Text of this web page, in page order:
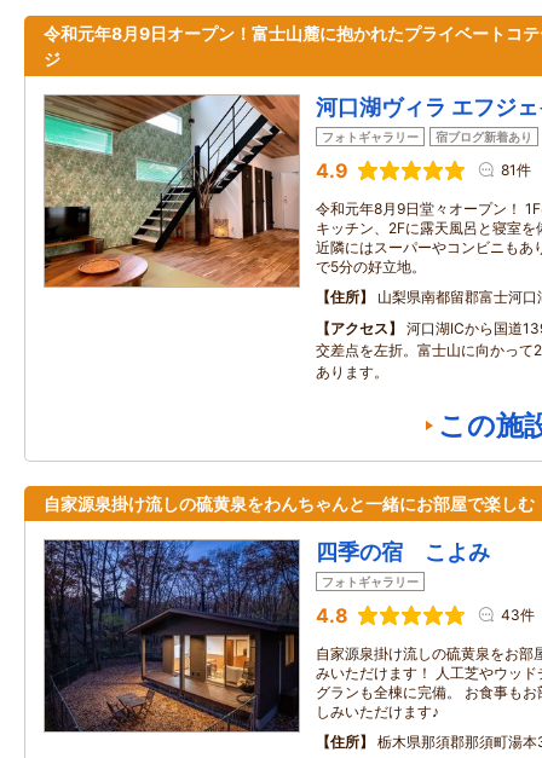
令和元年8月9日オープン！富士山麓に抱かれたプライベートコ
ジ
河口湖ヴィラ エフジ
フォトギャラリー 宿ブログ新着あり
4.9 81件
令和元年8月9日堂々オープン！
キッチン、2Fに露天風呂と寝室
近隣にはスーパーやコンビニもあ
で5分の好立地。
住所
山梨県南都留郡富士河
アクセス
河口湖ICから国道
交差点を左折。富士山に向かって
あります。
この施
自家源泉掛け流しの硫黄泉をわんちゃんと一緒にお部屋で楽しむ
四季の宿 こよみ
フォトギャラリー
4.8 43件
自家源泉掛け流しの硫黄泉をお部
みいただけます！ 人工芝やウッ
グランも全棟に完備。 お食事も
しみいただけます♪
住所
栃木県那須郡那須町湯